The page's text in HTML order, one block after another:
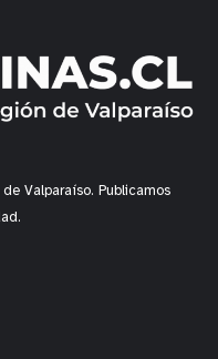
Valparaíso. Publicamos